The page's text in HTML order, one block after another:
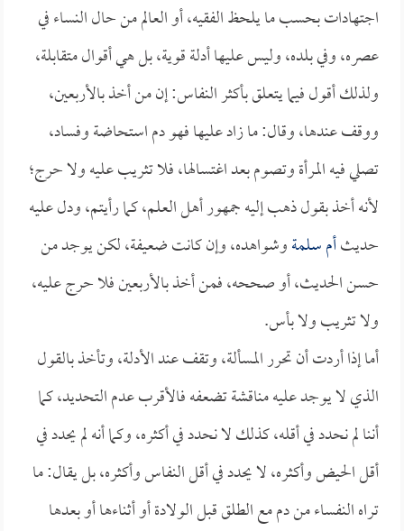
اجتهادات بحسب ما يلحظ الفقيه، أو العالم من حال النساء في
عصره، وفي بلده، وليس عليها أدلة قوية، بل هي أقوال متقابلة،
ولذلك أقول فيما يتعلق بأكثر النفاس: إن من أخذ بالأربعين،
ووقف عندها، وقال: ما زاد عليها فهو دم استحاضة وفساد،
تصلي فيه المرأة وتصوم بعد اغتسالها، فلا تثريب عليه ولا حرج؛
لأنه أخذ بقول ذهب إليه جمهور أهل العلم، كما رأيتم، ودل عليه
حديثأم سلمةوشواهده، وإن كانت ضعيفة، لكن يوجد من
حسن الحديث، أو صححه، فمن أخذ بالأربعين فلا حرج عليه،
ولا تثريب ولا بأس.
أما إذا أردت أن تحرر المسألة، وتقف عند الأدلة، وتأخذ بالقول
الذي لا يوجد عليه مناقشة تضعفه فالأقرب عدم التحديد، كما
أننا لم نحدد في أقله، كذلك لا نحدد في أكثره، وكما أنه لم يحدد في
أقل الحيض وأكثره، لا يحدد في أقل النفاس وأكثره، بل يقال: ما
تراه النفساء من دم مع الطلق قبل الولادة أو أثناءها أو بعدها